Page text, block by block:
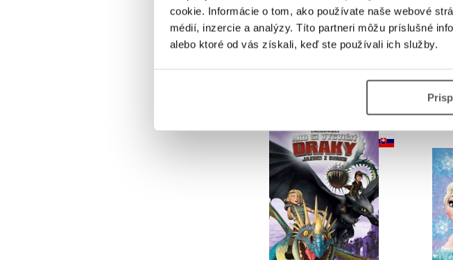
cookie. Informácie o tom, ako používate naše webové
médií, inzercie a analýzy. Títo partneri môžu príslušné
alebo ktoré od vás získali, keď ste používali ich služby.
Bing a jeho zábava